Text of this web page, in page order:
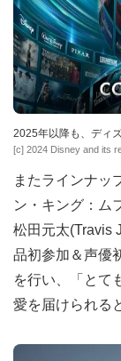
2025年以降も、ディ
[c] 2024 Disney and its
またラインナッ
ン・キング：ム
松田元太(Travis
品初参加＆声優
を行い、「とて
愛を届けられる